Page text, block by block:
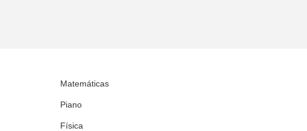
Matemáticas
Piano
Física